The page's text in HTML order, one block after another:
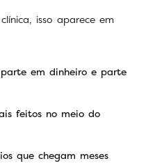
isso aparece em
em dinheiro e parte
feitos no meio do
que chegam meses